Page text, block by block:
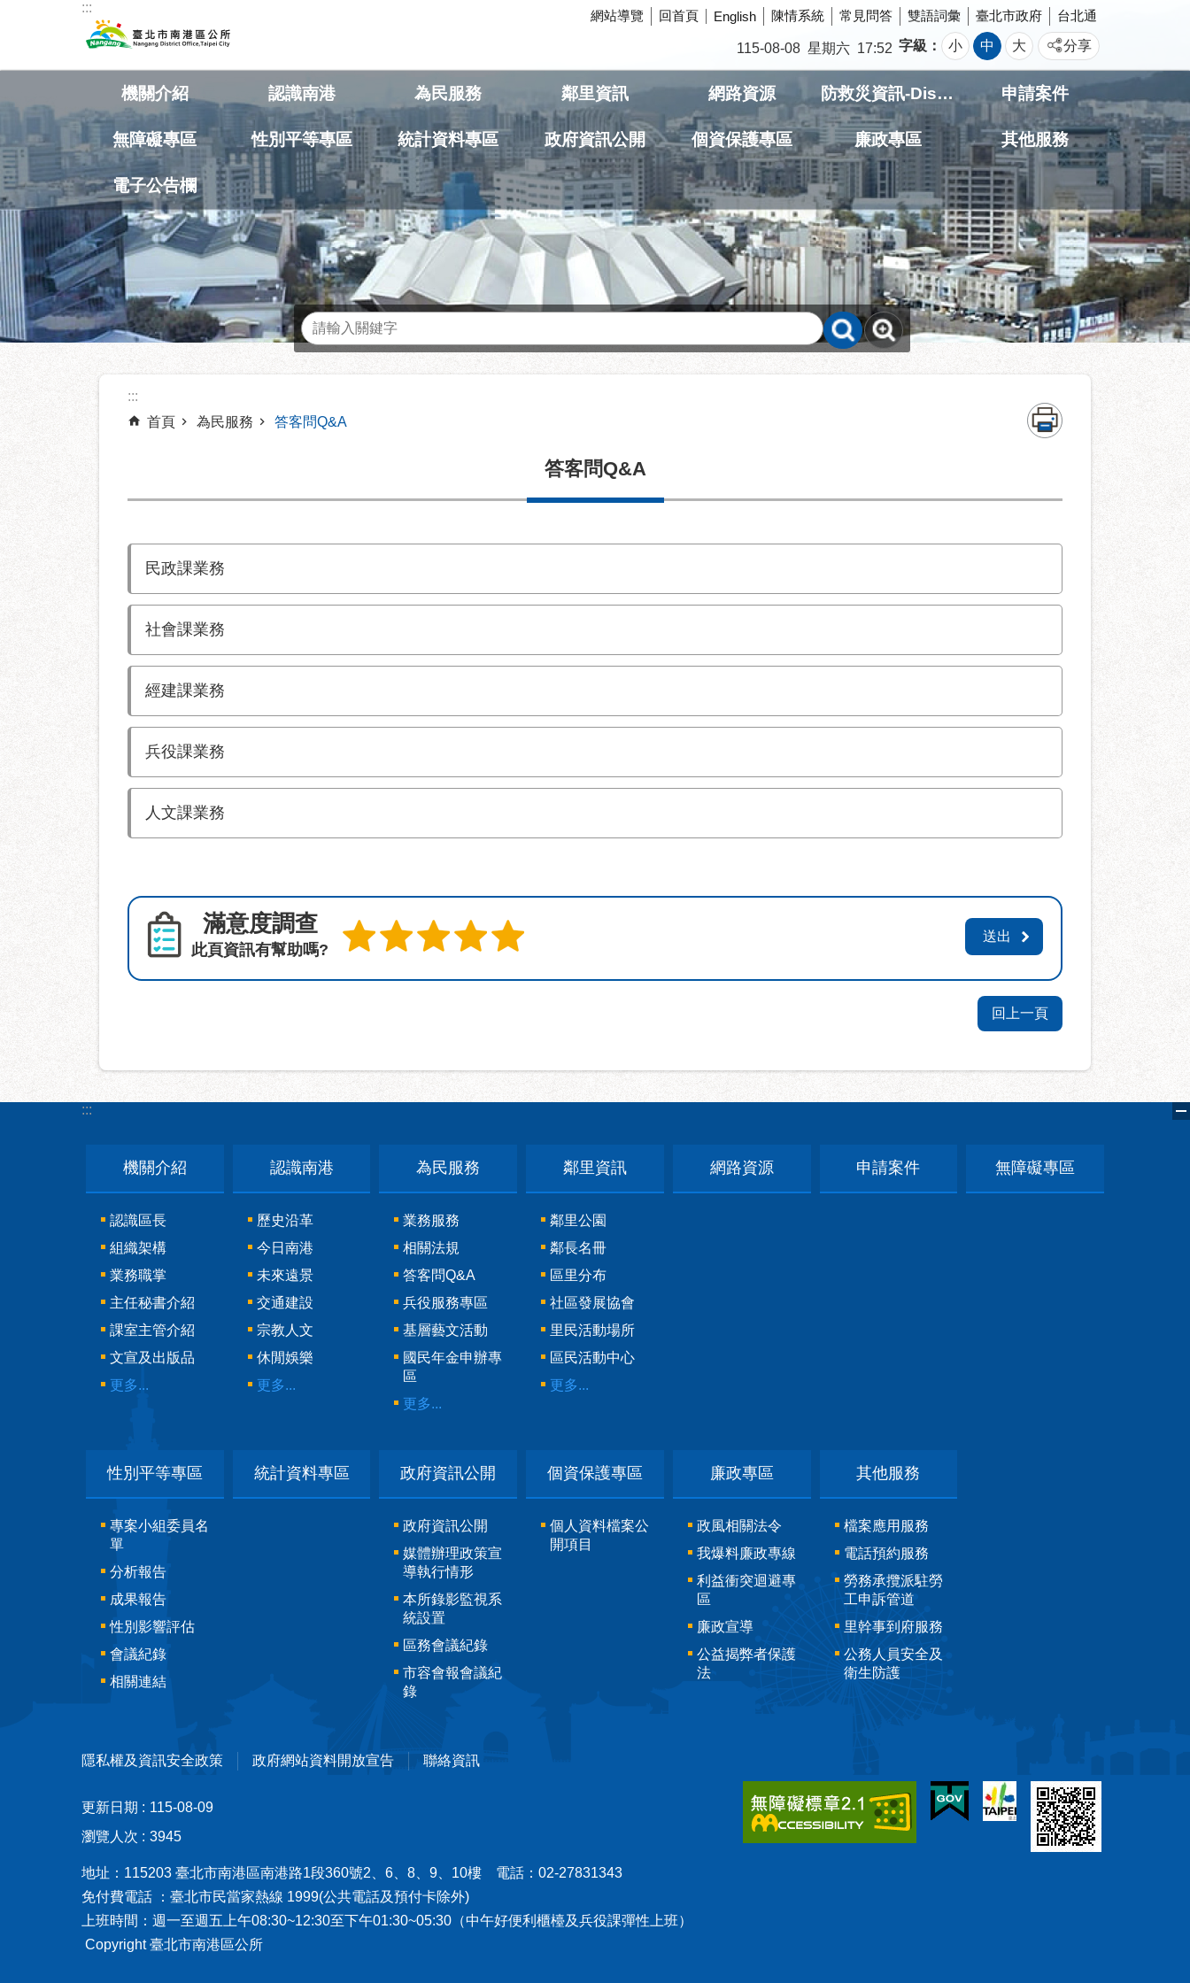
跳到主要內容區塊
:::
網站導覽 回首頁 English 陳情系統 常見問答 雙語詞彙 臺北市政府 台北通
115-08-08 星期六 17:52 字級 小 中 大 分享
機關介紹 認識南港 為民服務 鄰里資訊 網路資源 防救災資訊-Disaster prevention Information 申請案件
無障礙專區 性別平等專區 統計資料專區 政府資訊公開 個資保護專區 廉政專區 其他服務
電子公告欄
:::
首頁
為民服務 答客問Q&A
答客問Q&A
民政課業務
社會課業務
經建課業務
兵役課業務
人文課業務
滿意度調查
此頁資訊有幫助嗎?
回上一頁
:::
機關介紹
認識區長
組織架構
業務職掌
主任秘書介紹
課室主管介紹
文宣及出版品
更多...
認識南港
歷史沿革
今日南港
未來遠景
交通建設
宗教人文
休閒娛樂
更多...
為民服務
業務服務
相關法規
答客問Q&A
兵役服務專區
基層藝文活動
國民年金申辦專
區
更多...
鄰里資訊
鄰里公園
鄰長名冊
區里分布
社區發展協會
里民活動場所
區民活動中心
更多...
網路資源 申請案件 無障礙專區
性別平等專區
專案小組委員名
單
分析報告
成果報告
性別影響評估
會議紀錄
相關連結
統計資料專區 政府資訊公開
政府資訊公開
媒體辦理政策宣
導執行情形
本所錄影監視系
統設置
區務會議紀錄
市容會報會議紀
錄
個資保護專區
個人資料檔案公
開項目
廉政專區
政風相關法令
我爆料廉政專線
利益衝突迴避專
區
廉政宣導
公益揭弊者保護
法
其他服務
檔案應用服務
電話預約服務
勞務承攬派駐勞
工申訴管道
里幹事到府服務
公務人員安全及
衛生防護
隱私權及資訊安全政策 政府網站資料開放宣告 聯絡資訊
更新日期
115-08-09
瀏覽人次
3945
地址：115203 臺北市南港區南港路1段360號2、6、8、9、10樓 電話：02-27831343
免付費電話 ：臺北市民當家熱線 1999(公共電話及預付卡除外)
上班時間：週一至週五上午08:30~12:30至下午01:30~05:30（中午好便利櫃檯及兵役課彈性上班）
Copyright 臺北市南港區公所